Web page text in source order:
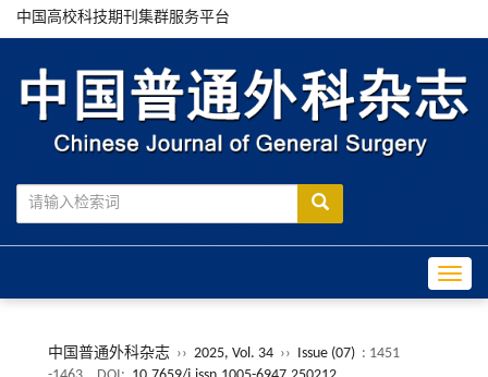
中国高校科技期刊集群服务平台
中国普通外科杂志 ›› 2025, Vol. 34 ›› Issue (07) : 1451